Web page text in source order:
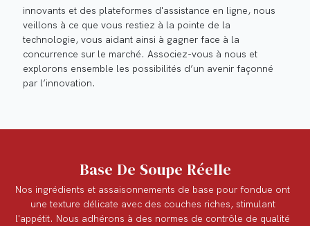
innovants et des plateformes d'assistance en ligne, nous
veillons à ce que vous restiez à la pointe de la
technologie, vous aidant ainsi à gagner face à la
concurrence sur le marché. Associez-vous à nous et
explorons ensemble les possibilités d’un avenir façonné
par l’innovation.
Base De Soupe Réelle
Nos ingrédients et assaisonnements de base pour fondue ont
une texture délicate avec des couches riches, stimulant
l'appétit. Nous adhérons à des normes de contrôle de qualité